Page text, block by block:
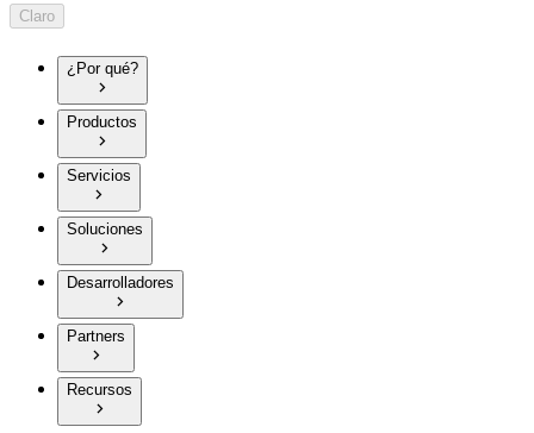
Claro
¿Por qué?
Productos
Servicios
Soluciones
Desarrolladores
Partners
Recursos